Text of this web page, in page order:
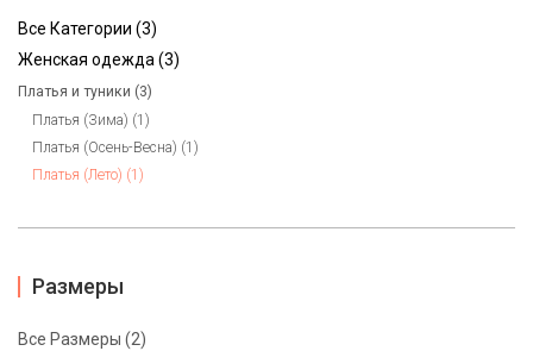
Все Категории (3)
Женская одежда (3)
Платья и туники (3)
Платья (Зима) (1)
Платья (Осень-Весна) (1)
Платья (Лето) (1)
Размеры
Все Размеры (2)